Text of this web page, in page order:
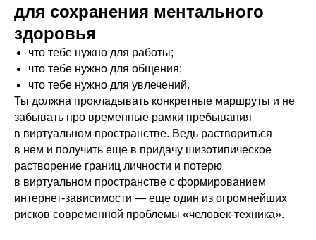
для сохранения ментального
здоровья
что тебе нужно для работы;
что тебе нужно для общения;
что тебе нужно для увлечений.
Ты должна прокладывать конкретные маршруты и не
забывать про временные рамки пребывания
в виртуальном пространстве. Ведь раствориться
в нем и получить еще в придачу шизотипическое
растворение границ личности и потерю
в виртуальном пространстве с формированием
интернет-зависимости — еще один из огромнейших
рисков современной проблемы «человек-техника».